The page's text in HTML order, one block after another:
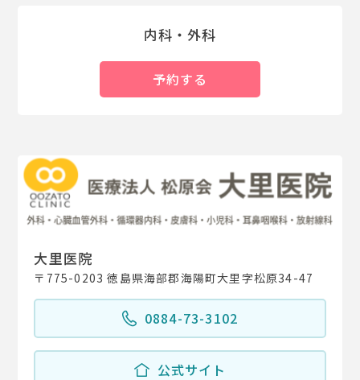
内科・外科
予約する
大里医院
〒775-0203 徳島県海部郡海陽町大里字松原34-47
0884-73-3102
公式サイト